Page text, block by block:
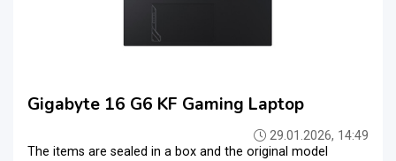
Gigabyte 16 G6 KF Gaming Laptop
29.01.2026, 14:49
The items are sealed in a box and the original model